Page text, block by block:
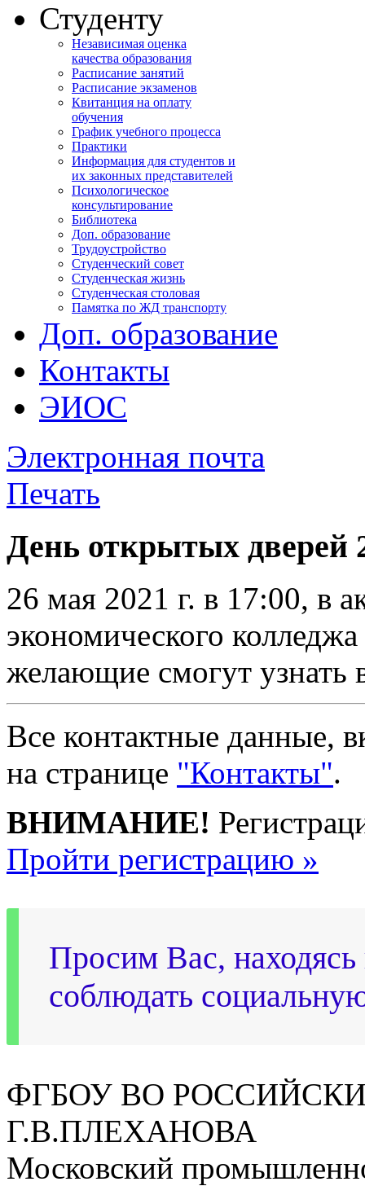
Студенту
Независимая оценка
качества образования
Расписание занятий
Расписание экзаменов
Квитанция на оплату
обучения
График учебного процесса
Практики
Информация для студентов и
их законных представителей
Психологическое
консультирование
Библиотека
Доп. образование
Трудоустройство
Студенческий совет
Студенческая жизнь
Студенческая столовая
Памятка по ЖД транспорту
Доп. образование
Контакты
ЭИОС
Электронная почта
Печать
День открытых дверей
26 мая 2021 г. в 17:00, в
экономического
желающие смогут
Все контактные данные,
на странице "Контакты".
ВНИМАНИЕ!
Пройти регистрацию »
Просим Вас, находясь
соблюдать
ФГБОУ ВО
Г.В.ПЛЕХАНОВА
Московский